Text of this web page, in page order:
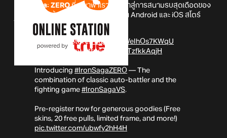
Iron Saga: ZEROที่จะมาพาเราก้าวเข้าสู่การสนามรบสุดเดือดของ
เหล่าหุ่นรบแล้วอย่างเป็นทางการทั้งบน Android และ iOS สโตร์
📌iOS App Store: https://t.co/eIhOs7KWqU
📌Google Play: https://t.co/pTzfkkAqjH
Introducing #IronSagaZERO — The
combination of classic auto-battler and the
fighting game #IronSagaVS.
Pre-register now for generous goodies (Free
skins, 20 free pulls, limited frame, and more!)
pic.twitter.com/ubwfy2hH4H